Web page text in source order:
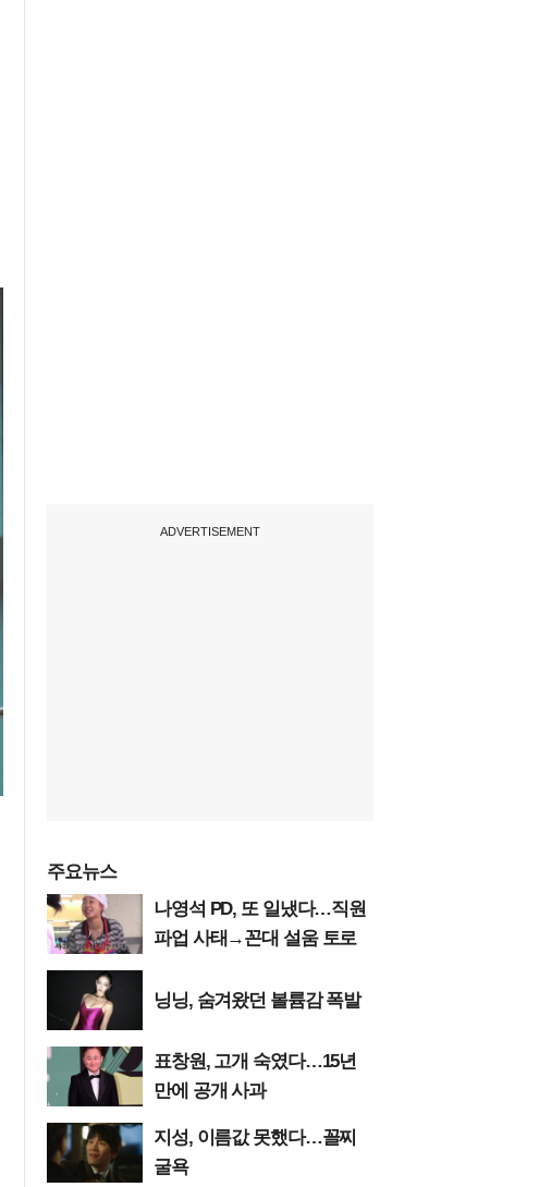
ADVERTISEMENT
주요뉴스
나영석 PD, 또 일냈다…직원
파업 사태→꼰대 설움 토로
닝닝, 숨겨왔던 볼륨감 폭발
표창원, 고개 숙였다…15년
만에 공개 사과
지성, 이름값 못했다…꼴찌
굴욕